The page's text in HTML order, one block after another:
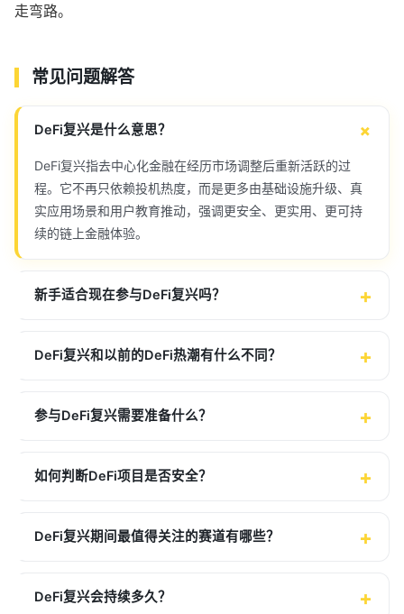
走弯路。
常见问题解答
DeFi复兴是什么意思？
DeFi复兴指去中心化金融在经历市场调整后重新活跃的过
程。它不再只依赖投机热度，而是更多由基础设施升级、真
实应用场景和用户教育推动，强调更安全、更实用、更可持
续的链上金融体验。
新手适合现在参与DeFi复兴吗？
DeFi复兴和以前的DeFi热潮有什么不同？
参与DeFi复兴需要准备什么？
如何判断DeFi项目是否安全？
DeFi复兴期间最值得关注的赛道有哪些？
DeFi复兴会持续多久？